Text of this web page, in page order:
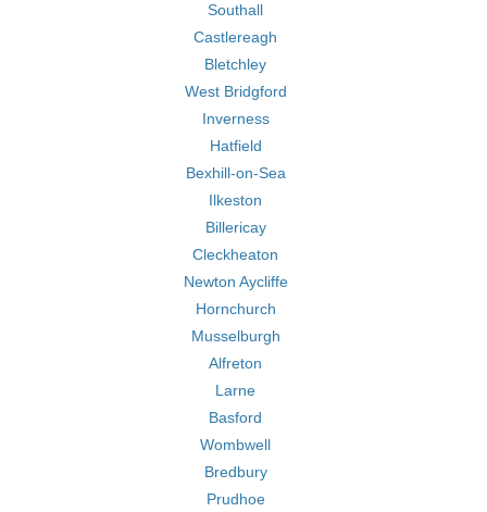
Southall
Castlereagh
Bletchley
West Bridgford
Inverness
Hatfield
Bexhill-on-Sea
Ilkeston
Billericay
Cleckheaton
Newton Aycliffe
Hornchurch
Musselburgh
Alfreton
Larne
Basford
Wombwell
Bredbury
Prudhoe